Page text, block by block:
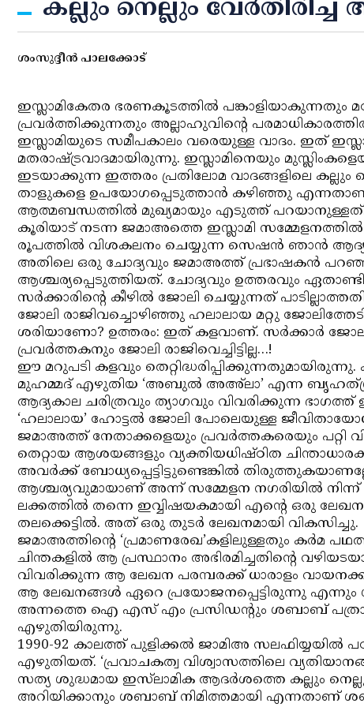
കല്ലും നെല്ലും
ശംസുദ്ദീന്‍ പാലക്കോട്‌
ഇസ്ലാമികേതര ഭരണകൂടത്തില്‍ പങ്കാളിയാകുന്നതും
പ്രവര്‍ത്തിക്കുന്നതും അല്ലാഹുവിന്റെ
ഇസ്ലാമിയുടെ സമീപകാലം വരെയുള്ള വാദം. ഇത്
മതരാഷ്ട്രവാദമായിരുന്നു. ഇസ്ലാമിനെയും
ഇടയാക്കുന്ന ഇത്തരം പ്രതിലോമ വാദങ്ങളിലെ കല്ലും
താളുകളെ ഉപയോഗപ്പെടുത്താന്‍ കഴിഞ്ഞു
ആത്മബന്ധത്തില്‍ മുഖ്യമായും എടുത്ത്
കൂരിയാട് നടന്ന ജമാഅത്തെ ഇസ്ലാമി
രൂപത്തില്‍ വിശകലനം ചെയ്യുന്ന സെഷന്‍ ഞാന്‍
അതിലെ ഒരു ചോദ്യവും ജമാഅത്ത് പ്രഭാഷകന്‍
ആശ്ചര്യപ്പെടുത്തിയത്. ചോദ്യവും ഉത്തരവും
സര്‍ക്കാരിന്റെ കീഴില്‍ ജോലി ചെയ്യുന്നത്
ജോലി രാജിവച്ചൊഴിഞ്ഞു ഹലാലായ മറ്റു
ശരിയാണോ? ഉത്തരം: ഇത് കളവാണ്. സര്‍ക്കാര്‍
പ്രവര്‍ത്തകനും ജോലി രാജിവെച്ചിട്ടില്ല…!
ഈ മറുപടി കളവും
മുഹമ്മദ് എഴുതിയ ‘അബുല്‍ അഅ്‌ലാ’ എന്ന
ആദ്യകാല ചരിത്രവും ത്യാഗവും വിവരിക്കുന്ന
‘ഹലാലായ’ ഹോട്ടല്‍ ജോലി പോലെയുള്ള
ജമാഅത്ത് നേതാക്കളെയും പ്രവര്‍ത്തകരെയും പറ്റി
തെറ്റായ ആശയങ്ങളും വ്യക്തിയധിഷ്ഠിത
അവര്‍ക്ക് ബോധ്യപ്പെട്ടിട്ടുണ്ടെങ്കില്‍
ആശ്ചര്യവുമായാണ് അന്ന് സമ്മേളന നഗരിയില്‍
ലക്കത്തില്‍ തന്നെ ഇവ്വിഷയകമായി എന്റെ ഒരു
തലക്കെട്ടില്‍. അത് ഒരു തുടര്‍ ലേഖനമായി വികസിച്ചു.
ജമാഅത്തിന്റെ ‘പ്രമാണരേഖ’കളിലുള്ളതും കര്‍മ
ചിന്തകളില്‍ ആ പ്രസ്ഥാനം അഭിരമിച്ചതിന്റെ
വിവരിക്കുന്ന ആ ലേഖന പരമ്പരക്ക് ധാരാളം
ആ ലേഖനങ്ങള്‍ ഏറെ പ്രയോജനപ്പെട്ടിരുന്നു എന്നും
അന്നത്തെ ഐ എസ് എം പ്രസിഡന്റും ശബാബ്
എഴുതിയിരുന്നു.
1990-92 കാലത്ത് പുളിക്കല്‍ ജാമിഅ
എഴുതിയത്. ‘പ്രവാചകത്വ വിശ്വാസത്തിലെ
സത്യ ശുദ്ധമായ ഇസ്‌ലാമിക ആദര്‍ശത്തെ കല്ലും
അറിയിക്കാനും ശബാബ് നിമിത്തമായി എന്നതാണ്